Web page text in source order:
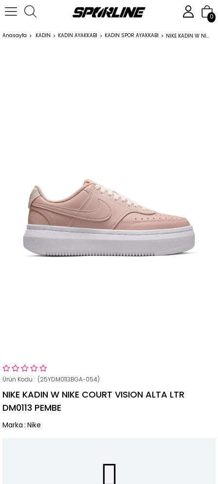
0
Anasayfa KADIN KADIN AYAKKABI KADIN SPOR AYAKKABI NIKE KADIN W NIKE COURT VISION ALTA LTR DM0113 PEMBE
(25YDM0113BGA-054)
NIKE KADIN W NIKE COURT VISION ALTA LTR
DM0113 PEMBE
Marka : Nike